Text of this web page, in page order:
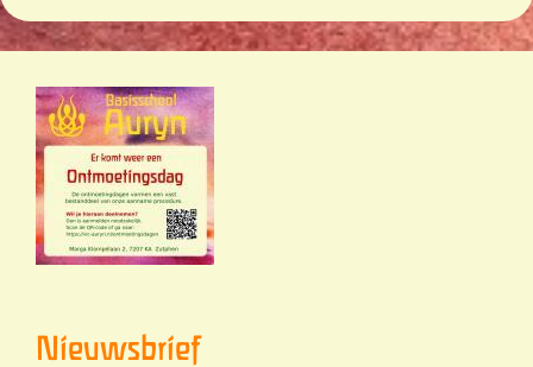
Nieuwsbrief